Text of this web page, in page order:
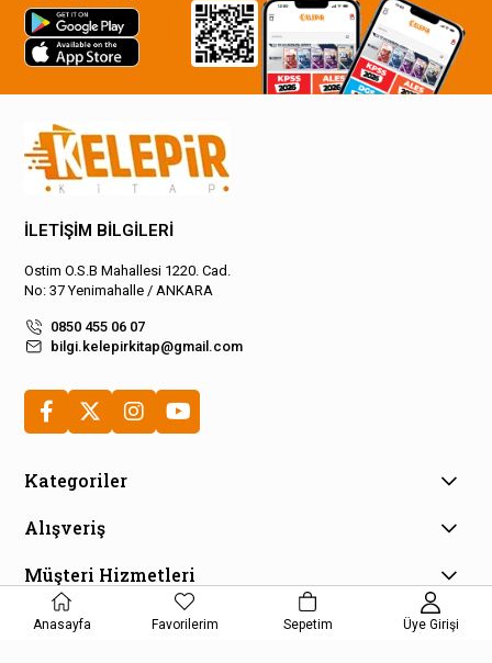
İLETİŞİM BİLGİLERİ
Ostim O.S.B Mahallesi 1220. Cad.
No: 37 Yenimahalle / ANKARA
0850 455 06 07
bilgi.kelepirkitap@gmail.com
Kategoriler
Alışveriş
Müşteri Hizmetleri
E-Bülten Aboneliği
Anasayfa Favorilerim Sepetim Üye Girişi